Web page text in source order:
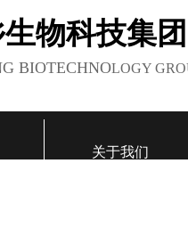
物科技集
BIOTECHNOLOGY
关于我们